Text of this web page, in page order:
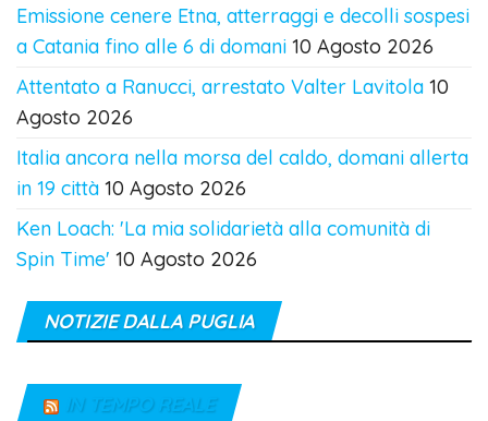
Emissione cenere Etna, atterraggi e decolli sospesi
a Catania fino alle 6 di domani 10 Agosto 2026
Attentato a Ranucci, arrestato Valter Lavitola 10
Agosto 2026
Italia ancora nella morsa del caldo, domani allerta
in 19 città 10 Agosto 2026
Ken Loach: 'La mia solidarietà alla comunità di
Spin Time' 10 Agosto 2026
NOTIZIE DALLA PUGLIA
IN TEMPO REALE